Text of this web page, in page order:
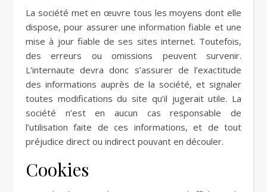
La société met en œuvre tous les moyens dont elle
dispose, pour assurer une information fiable et une
mise à jour fiable de ses sites internet. Toutefois,
des erreurs ou omissions peuvent survenir.
L’internaute devra donc s’assurer de l’exactitude
des informations auprès de la société, et signaler
toutes modifications du site qu’il jugerait utile. La
société n’est en aucun cas responsable de
l’utilisation faite de ces informations, et de tout
préjudice direct ou indirect pouvant en découler.
Cookies